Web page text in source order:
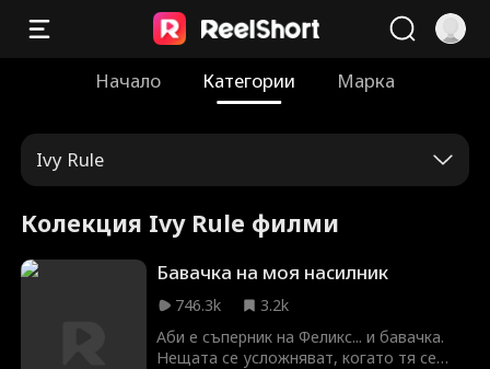
Начало Категории Марка
Ivy Rule
Колекция Ivy Rule филми
Бавачка на моя насилник
746.3k
3.2k
Аби е съперник на Феликс... и бавачка.
Нещата се усложняват, когато тя се